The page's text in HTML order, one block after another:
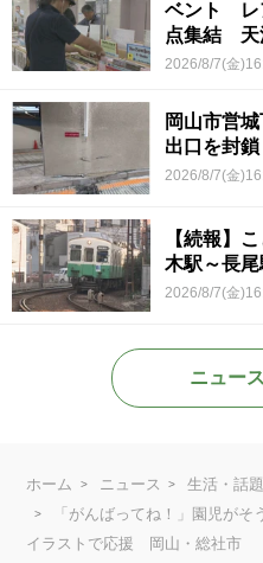
ベント レ
点集結 天
2026/8/7(金
岡山市営
出口を封
2026/8/7(金
【続報】
木駅～長
2026/8/7(金
ニュー
ホーム ニュース
生活・話題
「がんばってね！」園児がそ
イラストで応援 岡山・総社市